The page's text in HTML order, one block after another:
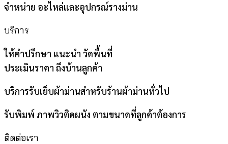
จำหน่าย อะไหล่และอุปกรณ์รางม่าน
บริการ
ให้คำปรึกษา แนะนำ วัดพื้นที่
ประเมินราคา ถึงบ้านลูกค้า
บริการรับเย็บผ้าม่านสำหรับร้านผ้าม่านทั่วไป
รับพิมพ์ ภาพวิวติดผนัง ตามขนาดที่ลูกค้าต้องการ
ติดต่อเรา